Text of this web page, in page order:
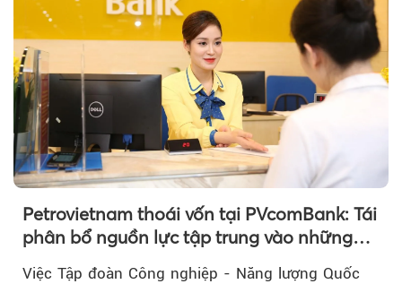
Petrovietnam thoái vốn tại PVcomBank: Tái
phân bổ nguồn lực tập trung vào những
Việc Tập đoàn Công nghiệp - Năng lượng Quốc